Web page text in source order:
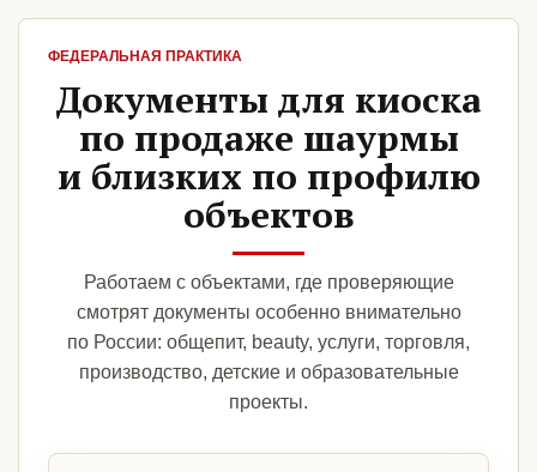
ФЕДЕРАЛЬНАЯ ПРАКТИКА
Документы для киоска
по продаже шаурмы
и близких по профилю
объектов
Работаем с объектами, где проверяющие
смотрят документы особенно внимательно
по России: общепит, beauty, услуги, торговля,
производство, детские и образовательные
проекты.